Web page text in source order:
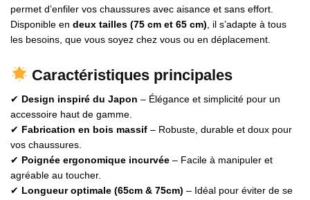
permet d’enfiler vos chaussures avec aisance et sans effort.
Disponible en deux tailles (75 cm et 65 cm) , il s’adapte à tous
les besoins, que vous soyez chez vous ou en déplacement.
Caractéristiques principales
✔ Design inspiré du Japon – Élégance et simplicité pour un
accessoire haut de gamme.
✔ Fabrication en bois massif – Robuste, durable et doux pour
vos chaussures.
✔ Poignée ergonomique incurvée – Facile à manipuler et
agréable au toucher.
✔ Longueur optimale (65cm & 75cm) – Idéal pour éviter de se